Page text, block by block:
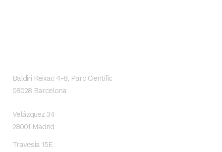
Baldiri Reixac 4-8, Parc Científic
08028 Barcelona
Velázquez 34
28001 Madrid
Travesía 15E